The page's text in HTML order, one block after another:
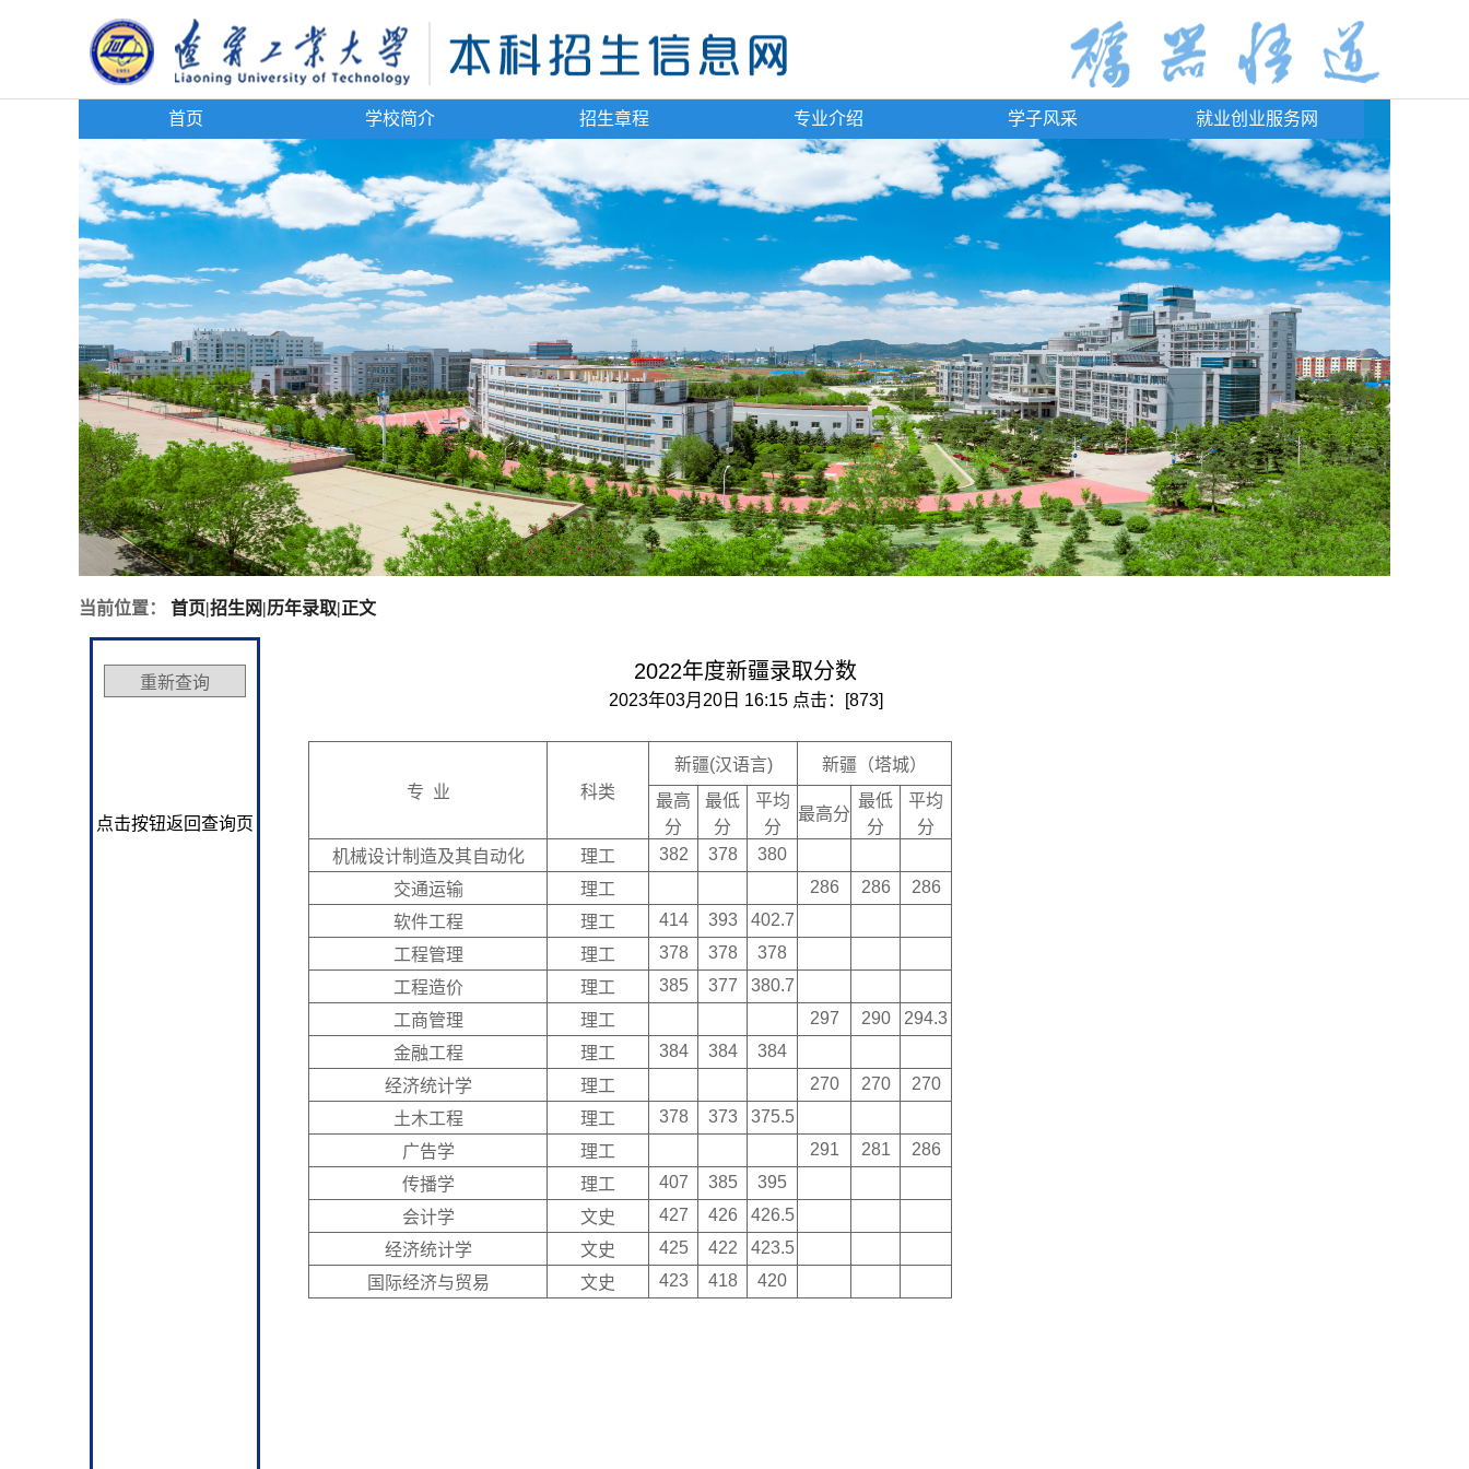
首页 学校简介 招生章程 专业介绍 学子风采 就业创业服务网
当前位置： 首页|招生网|历年录取|正文
点击按钮返回查询页
2022年度新疆录取分数
2023年03月20日 16:15 点击：[873]
专 业 科类
新疆(汉语言)
新疆（塔城）
最高
分
最低
分
平均
分
最高分
最低
分
平均
分
机械设计制造及其自动化
理工 382 378
380
交通运输
理工 286 286
286
软件工程
理工 414 393
402.7
工程管理
理工 378 378
378
工程造价
理工 385 377
380.7
工商管理
理工 297 290
294.3
金融工程
理工 384 384
384
经济统计学
理工 270 270
270
土木工程
理工 378 373
375.5
广告学
理工 291 281
286
传播学
理工 407 385
395
会计学
文史 427 426
426.5
经济统计学
文史 425 422
423.5
国际经济与贸易
文史 423 418 420